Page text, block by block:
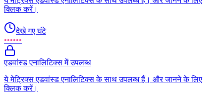
क्लिक करें।
देखे गए घंटे
••••••
एडवांस्ड एनालिटिक्स में उपलब्ध
ये मेट्रिक्स एडवांस्ड एनालिटिक्स के साथ उपलब्ध हैं। और जानने के लिए
क्लिक करें।